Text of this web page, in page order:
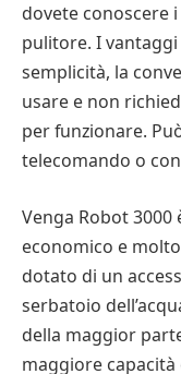
dovete conoscere
pulitore. I
semplicità, la
usare e non
per funzionare.
telecomando o
Venga Robot
economico e
dotato di un
serbatoio
della maggior
maggiore